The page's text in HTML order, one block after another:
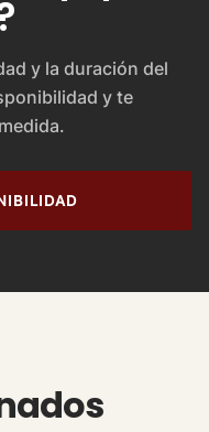
y la duración del
y te